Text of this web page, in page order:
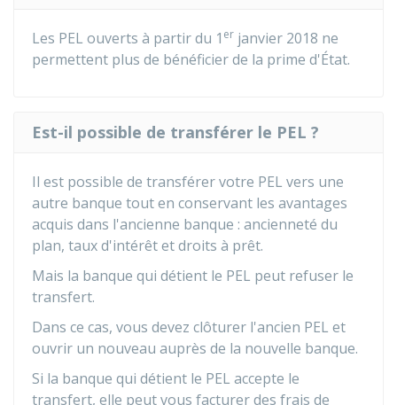
Les PEL ouverts à partir du 1 er janvier 2018 ne
permettent plus de bénéficier de la prime d'État.
Est-il possible de transférer le PEL ?
Il est possible de transférer votre PEL vers une
autre banque tout en conservant les avantages
acquis dans l'ancienne banque : ancienneté du
plan, taux d'intérêt et droits à prêt.
Mais la banque qui détient le PEL peut refuser le
transfert.
Dans ce cas, vous devez clôturer l'ancien PEL et
ouvrir un nouveau auprès de la nouvelle banque.
Si la banque qui détient le PEL accepte le
transfert, elle peut vous facturer des frais de